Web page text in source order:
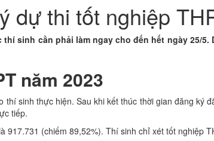
dự thi tốt nghiệp
sinh cần phải làm ngay cho đến hết ngày 25/
năm 2023
sinh thực hiện. Sau khi kết thúc thời gian đăng ký
tiếp.
(chiếm 89,52%). Thí sinh chỉ xét tốt nghiệp